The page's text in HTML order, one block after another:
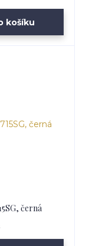
košíku
černá